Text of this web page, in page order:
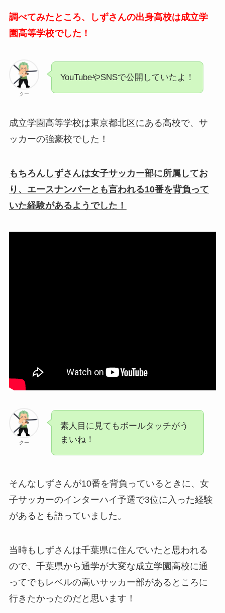
調べてみたところ、しずさんの出身高校は成立学
園高等学校でした！
クー
YouTubeやSNSで公開していたよ！
成立学園高等学校は東京都北区にある高校で、サ
ッカーの強豪校でした！
もちろんしずさんは女子サッカー部に所属してお
り、エースナンバーとも言われる10番を背負って
いた経験があるようでした！
クー
素人目に見てもボールタッチがう
まいね！
そんなしずさんが10番を背負っているときに、女
子サッカーのインターハイ予選で3位に入った経験
があるとも語っていました。
当時もしずさんは千葉県に住んでいたと思われる
ので、千葉県から通学が大変な成立学園高校に通
ってでもレベルの高いサッカー部があるところに
行きたかったのだと思います！